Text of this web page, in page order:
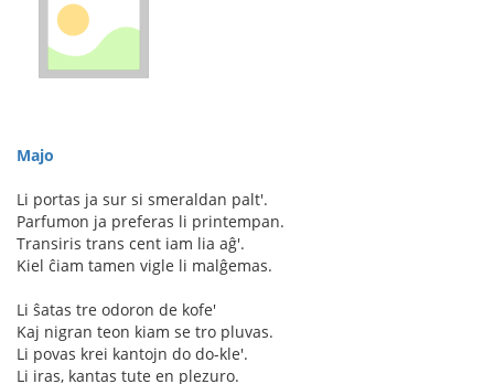
Majo
Li portas ja sur si smeraldan palt'.
Parfumon ja preferas li printempan.
Transiris trans cent iam lia aĝ'.
Kiel ĉiam tamen vigle li malĝemas.
Li ŝatas tre odoron de kofe'
Kaj nigran teon kiam se tro pluvas.
Li povas krei kantojn do do-kle'.
Li iras, kantas tute en plezuro.